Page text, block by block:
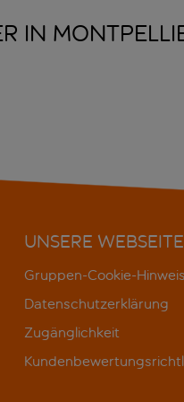
IN
UNSERE WEBSEITE
Gruppen-Cookie-Hinweis
Datenschutzerklärung
Zugänglichkeit